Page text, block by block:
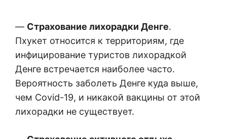
— Страхование лихорадки Денге.
Пхукет относится к территориям, где
инфицирование туристов лихорадкой
Денге встречается наиболее часто.
Вероятность заболеть Денге куда выше,
чем Covid-19, и никакой вакцины от этой
лихорадки не существует.